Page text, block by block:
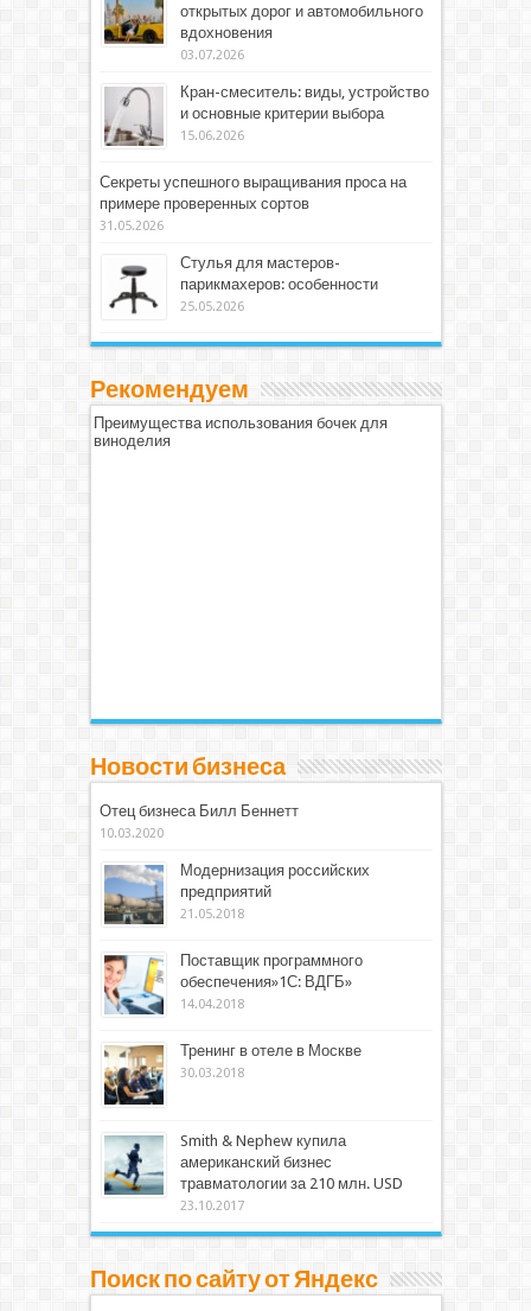
открытых дорог и автомобильного
вдохновения
03.07.2026
Кран-смеситель: виды, устройство
и основные критерии выбора
15.06.2026
Секреты успешного выращивания проса на
примере проверенных сортов
31.05.2026
Стулья для мастеров-
парикмахеров: особенности
25.05.2026
Рекомендуем
Преимущества использования бочек для
виноделия
Новости бизнеса
Отец бизнеса Билл Беннетт
10.03.2020
Модернизация российских
предприятий
21.05.2018
Поставщик программного
обеспечения»1С: ВДГБ»
14.04.2018
Тренинг в отеле в Москве
30.03.2018
Smith & Nephew купила
американский бизнес
травматологии за 210 млн. USD
23.10.2017
Поиск по сайту от Яндекс